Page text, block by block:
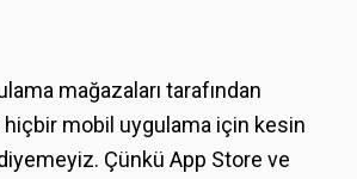
mağazaları tarafından
hiçbir mobil uygulama için kesin
Çünkü App Store ve